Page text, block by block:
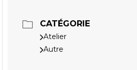
CATÉGORIE
Atelier
Autre